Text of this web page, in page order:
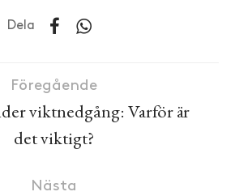
Dela
Föregående
viktnedgång: Varför är
det viktigt?
Nästa